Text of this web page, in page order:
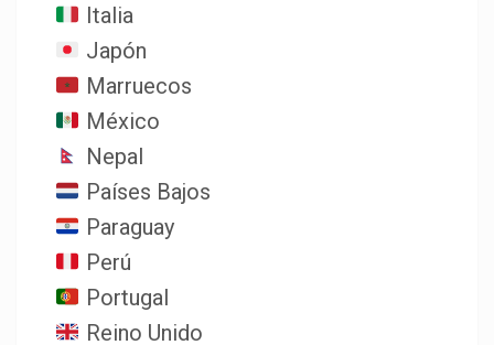
Italia
Japón
Marruecos
México
Nepal
Países Bajos
Paraguay
Perú
Portugal
Reino Unido